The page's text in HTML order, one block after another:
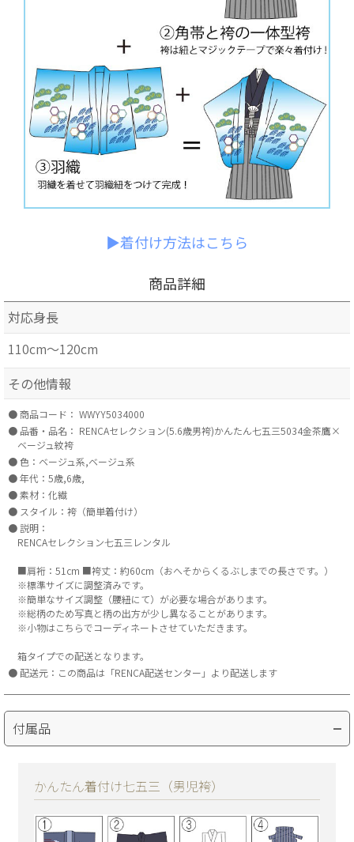
▶着付け方法はこちら
商品詳細
対応身長
110cm～120cm
その他情報
商品コード： WWYY5034000
品番・品名： RENCAセレクション(5.6歳男袴)かんたん七五三5034金茶鷹×
ベージュ紋袴
色：ベージュ系,ベージュ系
年代：5歳,6歳,
素材：化繊
スタイル：袴（簡単着付け）
説明：
RENCAセレクション七五三レンタル
■肩裄：51cm ■袴丈：約60cm（おへそからくるぶしまでの長さです。）
※標準サイズに調整済みです。
※簡単なサイズ調整（腰紐にて）が必要な場合があります。
※総柄のため写真と柄の出方が少し異なることがあります。
※小物はこちらでコーディネートさせていただきます。
箱タイプでの配送となります。
配送元：この商品は「RENCA配送センター」より配送します
付属品
かんたん着付け七五三（男児袴）